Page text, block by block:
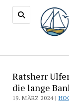
Ratsherr
die lange
19. MÄRZ 2024 |